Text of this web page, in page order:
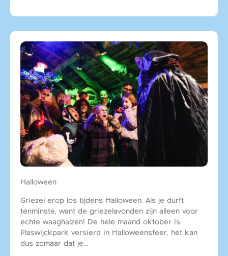
Halloween
Griezel erop los tijdens Halloween. Als je durft
tenminste, want de griezelavonden zijn alleen voor
echte waaghalzen! De hele maand oktober is
Plaswijckpark versierd in Halloweensfeer, het kan
dus zomaar dat je…